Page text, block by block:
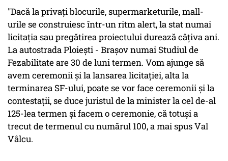
"Dacă la privaţi blocurile, supermarketurile, mall-
urile se construiesc într-un ritm alert, la stat numai
licitaţia sau pregătirea proiectului durează câţiva ani.
La autostrada Ploieşti - Braşov numai Studiul de
Fezabilitate are 30 de luni termen. Vom ajunge să
avem ceremonii şi la lansarea licitaţiei, alta la
terminarea SF-ului, poate se vor face ceremonii şi la
contestaţii, se duce juristul de la minister la cel de-al
125-lea termen şi facem o ceremonie, că totuşi a
trecut de termenul cu numărul 100, a mai spus Val
Vâlcu.